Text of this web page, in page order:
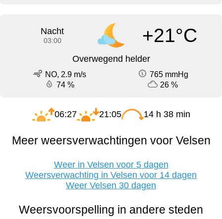
Nacht
03:00 +21°C
Overwegend helder
NO, 2.9 m/s
765 mmHg
74 %
26 %
06:27 21:05 14 h 38 min
Meer weersverwachtingen voor Velsen
Weer in Velsen voor 5 dagen
Weersverwachting in Velsen voor 14 dagen
Weer Velsen 30 dagen
Weersvoorspelling in andere steden